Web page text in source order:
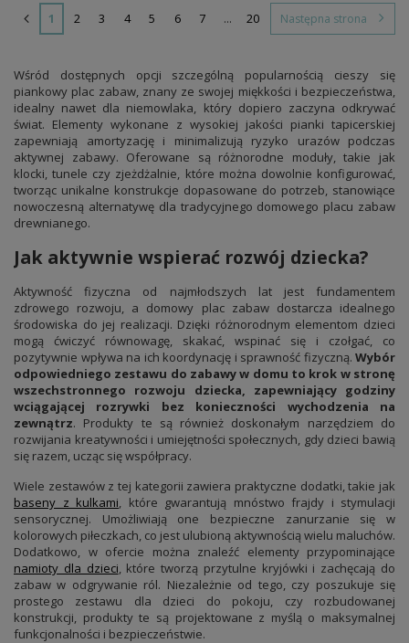
1 2 3 4 5 6 7 ... 20 Następna strona
Wśród dostępnych opcji szczególną popularnością cieszy się
piankowy plac zabaw, znany ze swojej miękkości i bezpieczeństwa,
idealny nawet dla niemowlaka, który dopiero zaczyna odkrywać
świat. Elementy wykonane z wysokiej jakości pianki tapicerskiej
zapewniają amortyzację i minimalizują ryzyko urazów podczas
aktywnej zabawy. Oferowane są różnorodne moduły, takie jak
klocki, tunele czy zjeżdżalnie, które można dowolnie konfigurować,
tworząc unikalne konstrukcje dopasowane do potrzeb, stanowiące
nowoczesną alternatywę dla tradycyjnego domowego placu zabaw
drewnianego.
Jak aktywnie wspierać rozwój dziecka?
Aktywność fizyczna od najmłodszych lat jest fundamentem
zdrowego rozwoju, a domowy plac zabaw dostarcza idealnego
środowiska do jej realizacji. Dzięki różnorodnym elementom dzieci
mogą ćwiczyć równowagę, skakać, wspinać się i czołgać, co
pozytywnie wpływa na ich koordynację i sprawność fizyczną. Wybór
odpowiedniego zestawu do zabawy w domu to krok w stronę
wszechstronnego rozwoju dziecka, zapewniający godziny
wciągającej rozrywki bez konieczności wychodzenia na
zewnątrz. Produkty te są również doskonałym narzędziem do
rozwijania kreatywności i umiejętności społecznych, gdy dzieci bawią
się razem, ucząc się współpracy.
Wiele zestawów z tej kategorii zawiera praktyczne dodatki, takie jak
baseny z kulkami, które gwarantują mnóstwo frajdy i stymulacji
sensorycznej. Umożliwiają one bezpieczne zanurzanie się w
kolorowych piłeczkach, co jest ulubioną aktywnością wielu maluchów.
Dodatkowo, w ofercie można znaleźć elementy przypominające
namioty dla dzieci, które tworzą przytulne kryjówki i zachęcają do
zabaw w odgrywanie ról. Niezależnie od tego, czy poszukuje się
prostego zestawu dla dzieci do pokoju, czy rozbudowanej
konstrukcji, produkty te są projektowane z myślą o maksymalnej
funkcjonalności i bezpieczeństwie.